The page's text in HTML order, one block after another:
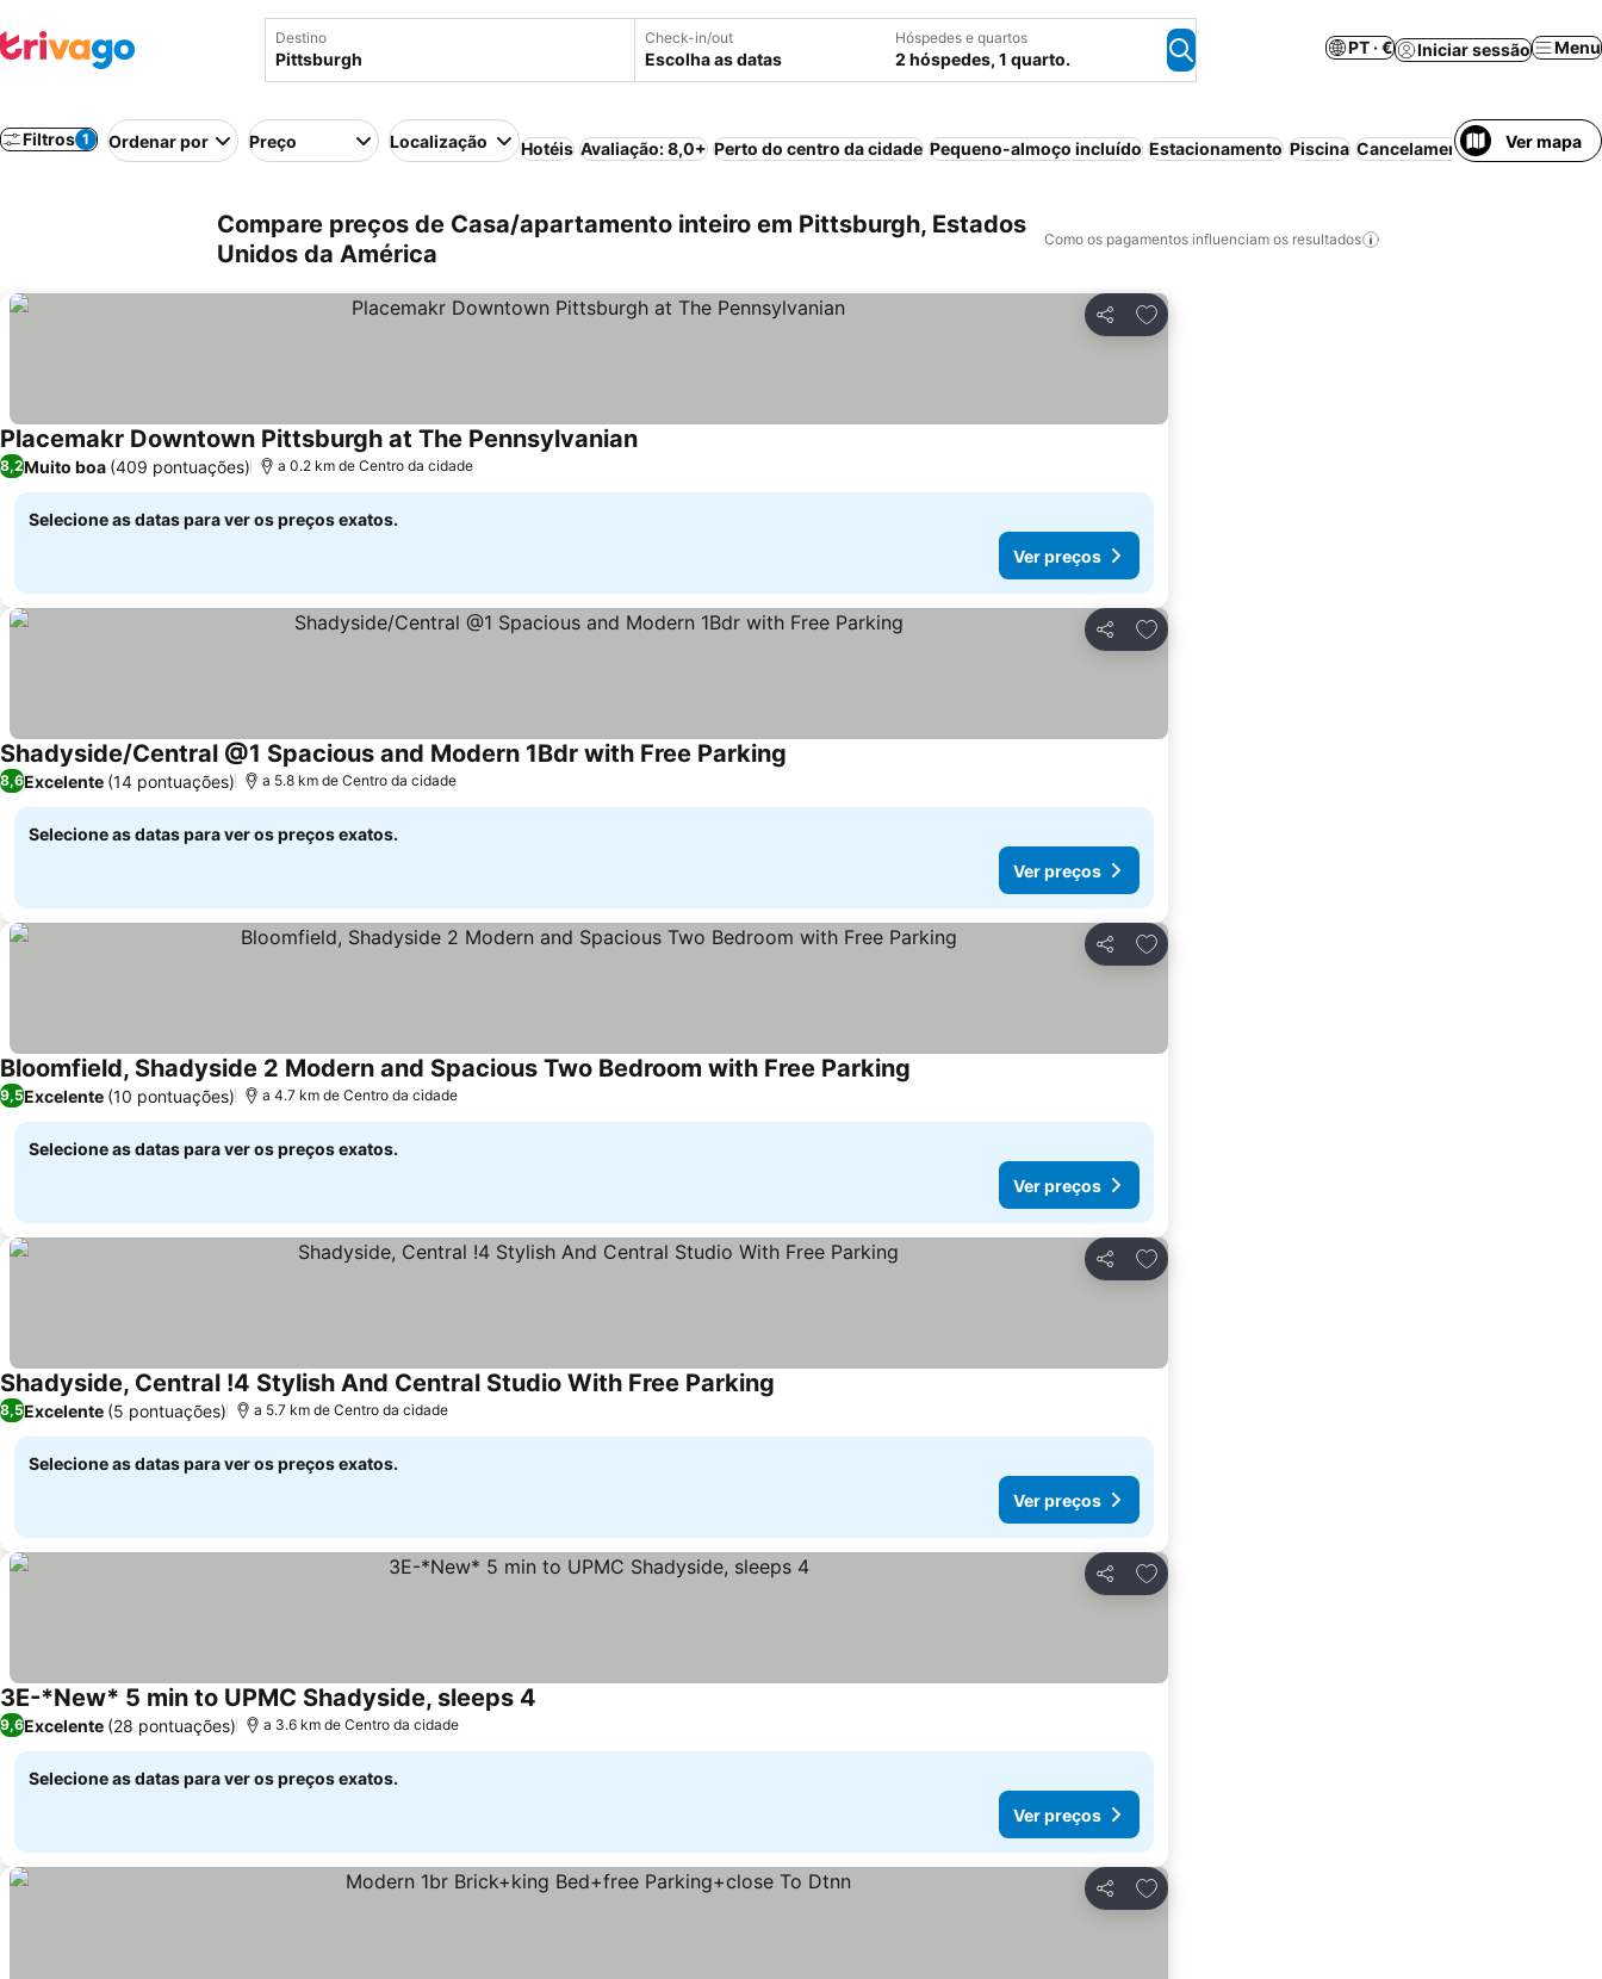
Destino Check-in/out
Escolha as datas
Hóspedes e quartos
2 hóspedes, 1 quarto.
PT · € Iniciar sessão Menu
Filtros 1 Ordenar por Preço Localização Hotéis Avaliação: 8,0+ Perto do centro da cidade Pequeno-almoço incluído Estacionamento Piscina Cancelamento gratuitoVer mapa
Compare preços de Casa/apartamento inteiro em Pittsburgh, Estados
Unidos da América
Como os pagamentos influenciam os resultados
Partilhar
Adicionar aos favoritos
Placemakr Downtown Pittsburgh at The Pennsylvanian
8,2Muito boa (409 pontuações) a 0.2 km de Centro da cidade
Selecione as datas para ver os preços exatos.
Ver preços
Partilhar
Adicionar aos favoritos
Shadyside/Central @1 Spacious and Modern 1Bdr with Free Parking
8,6Excelente (14 pontuações) a 5.8 km de Centro da cidade
Selecione as datas para ver os preços exatos.
Ver preços
Partilhar
Adicionar aos favoritos
Bloomfield, Shadyside 2 Modern and Spacious Two Bedroom with Free Parking
9,5Excelente (10 pontuações) a 4.7 km de Centro da cidade
Selecione as datas para ver os preços exatos.
Ver preços
Partilhar
Adicionar aos favoritos
Shadyside, Central !4 Stylish And Central Studio With Free Parking
8,5Excelente (5 pontuações) a 5.7 km de Centro da cidade
Selecione as datas para ver os preços exatos.
Ver preços
Partilhar
Adicionar aos favoritos
3E-*New* 5 min to UPMC Shadyside, sleeps 4
9,6Excelente (28 pontuações) a 3.6 km de Centro da cidade
Selecione as datas para ver os preços exatos.
Ver preços
Partilhar
Adicionar aos favoritos